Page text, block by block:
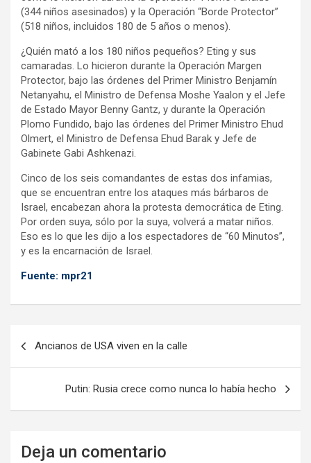
(344 niños asesinados) y la Operación “Borde Protector”
(518 niños, incluidos 180 de 5 años o menos).
¿Quién mató a los 180 niños pequeños? Eting y sus
camaradas. Lo hicieron durante la Operación Margen
Protector, bajo las órdenes del Primer Ministro Benjamín
Netanyahu, el Ministro de Defensa Moshe Yaalon y el Jefe
de Estado Mayor Benny Gantz, y durante la Operación
Plomo Fundido, bajo las órdenes del Primer Ministro Ehud
Olmert, el Ministro de Defensa Ehud Barak y Jefe de
Gabinete Gabi Ashkenazi.
Cinco de los seis comandantes de estas dos infamias,
que se encuentran entre los ataques más bárbaros de
Israel, encabezan ahora la protesta democrática de Eting.
Por orden suya, sólo por la suya, volverá a matar niños.
Eso es lo que les dijo a los espectadores de “60 Minutos”,
y es la encarnación de Israel.
Fuente: mpr21
Ancianos de USA viven en la calle
Putin: Rusia crece como nunca lo había hecho
Deja un comentario